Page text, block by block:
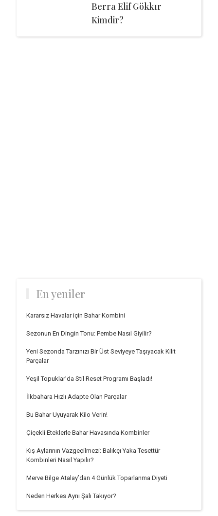
Berra Elif Gökkır
Kimdir?
En yeniler
Kararsız Havalar için Bahar Kombini
Sezonun En Dingin Tonu: Pembe Nasıl Giyilir?
Yeni Sezonda Tarzınızı Bir Üst Seviyeye Taşıyacak Kilit
Parçalar
Yeşil Topuklar’da Stil Reset Programı Başladı!
İlkbahara Hızlı Adapte Olan Parçalar
Bu Bahar Uyuyarak Kilo Verin!
Çiçekli Eteklerle Bahar Havasında Kombinler
Kış Aylarının Vazgeçilmezi: Balıkçı Yaka Tesettür
Kombinleri Nasıl Yapılır?
Merve Bilge Atalay’dan 4 Günlük Toparlanma Diyeti
Neden Herkes Aynı Şalı Takıyor?